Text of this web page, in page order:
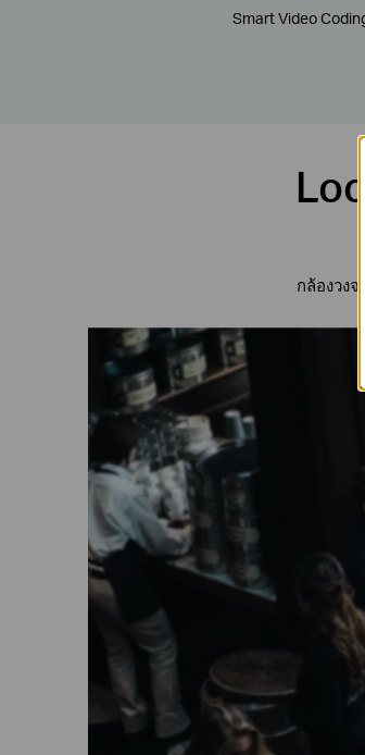
Smart Video
กล้องวง